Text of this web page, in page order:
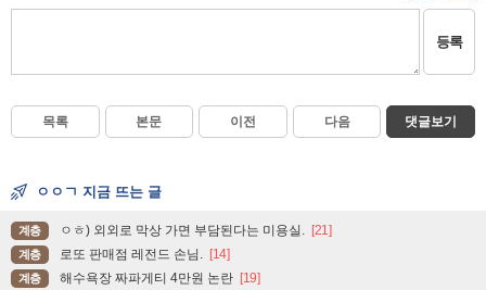
등록
목록 본문 이전 다음 댓글보기
ㅇㅇㄱ 지금 뜨는 글
계층 ㅇㅎ) 외외로 막상 가면 부담된다는 미용실. [21]
계층 로또 판매점 레전드 손님. [14]
계층 해수욕장 짜파게티 4만원 논란 [19]